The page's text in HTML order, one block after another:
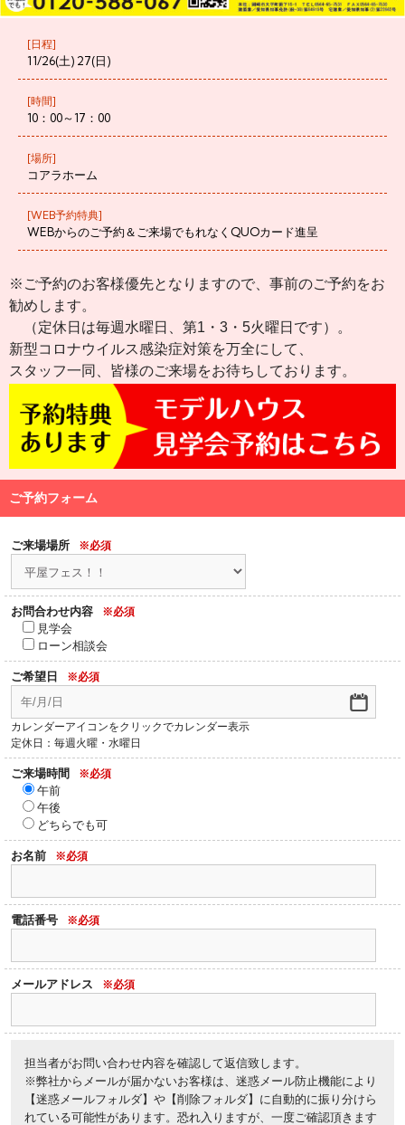
[日程]
11/26(土) 27(日)
[時間]
10：00～17：00
[場所]
コアラホーム
[WEB予約特典]
WEBからのご予約＆ご来場でもれなくQUOカード進呈
※ご予約のお客様優先となりますので、事前のご予約をお
勧めします。
（定休日は毎週水曜日、第1・3・5火曜日です）。
新型コロナウイルス感染症対策を万全にして、
スタッフ一同、皆様のご来場をお待ちしております。
ご予約フォーム
ご来場場所 ※必須
お問合わせ内容 ※必須
見学会
ローン相談会
ご希望日 ※必須
カレンダーアイコンをクリックでカレンダー表示
定休日：毎週火曜・水曜日
ご来場時間 ※必須
午前
午後
どちらでも可
お名前 ※必須
電話番号 ※必須
メールアドレス ※必須
担当者がお問い合わせ内容を確認して返信致します。
※弊社からメールが届かないお客様は、迷惑メール防止機能により
【迷惑メールフォルダ】や【削除フォルダ】に自動的に振り分けら
れている可能性があります。恐れ入りますが、一度ご確認頂きます